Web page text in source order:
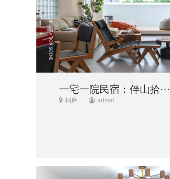
一宅一院民宿：伴山拾···
桐庐 admin